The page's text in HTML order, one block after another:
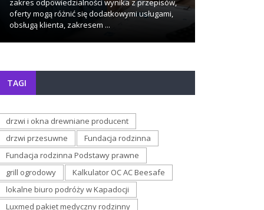
zakres odpowiedzialności wynika z przepisów,
oferty mogą różnić się dodatkowymi usługami,
obsługą klienta, zakresem ...
TAGI
drzwi i okna drewniane producent
drzwi przesuwne
Fundacja rodzinna
Fundacja rodzinna Podstawy prawne
grill ogrodowy
Kalkulator OC AC Beesafe
lokalne biuro podróży w Kapadocji
Luxmed pakiet medyczny rodzinny